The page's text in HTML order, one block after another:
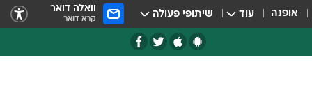
אופנה עוד שיתופי פעולה וואלה דואר
קרא דואר